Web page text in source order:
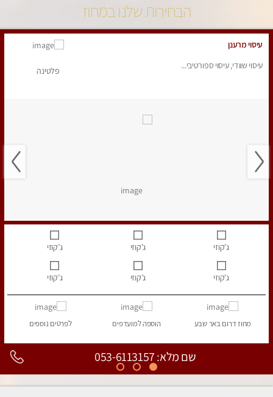
הבחירות שלנו במחוז
עיסוי מרענן
עיסוי שוודי, עיסוי ספורטיבי...
פלטינה
ג’קוזי ג’קוזי ג’קוזי
ג’קוזי ג’קוזי ג’קוזי
מחוז דרוםבאר שבע הוספהלמועדפים לפרטים נוספים
שם מלא: 053-6113157